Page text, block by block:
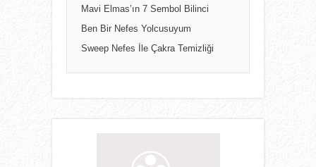
Mavi Elmas’ın 7 Sembol Bilinci
Ben Bir Nefes Yolcusuyum
Sweep Nefes İle Çakra Temizliği